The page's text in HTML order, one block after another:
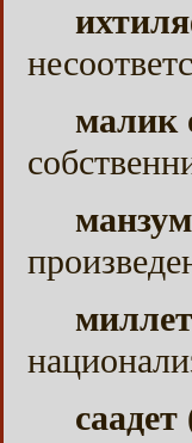
малик
саадет